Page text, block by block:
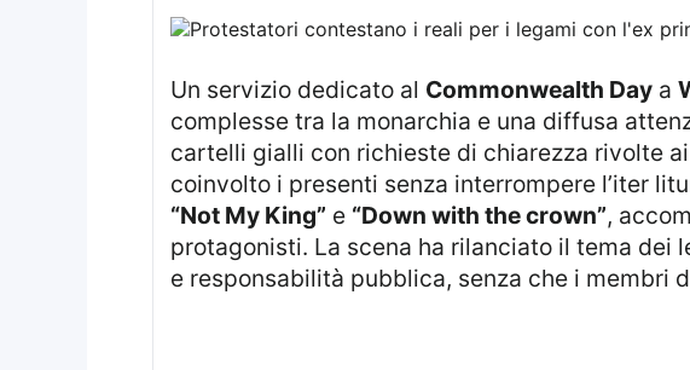
Un servizio dedicato al Commonwealth Daya
complesse tra la monarchia e una diffusa
cartelli gialli con richieste di chiarezza rivolte
coinvolto i presenti senza interrompere l’iter
“Not My King” e “Down with the crown”,
protagonisti. La scena ha rilanciato il tema dei
e responsabilità pubblica, senza che i membri